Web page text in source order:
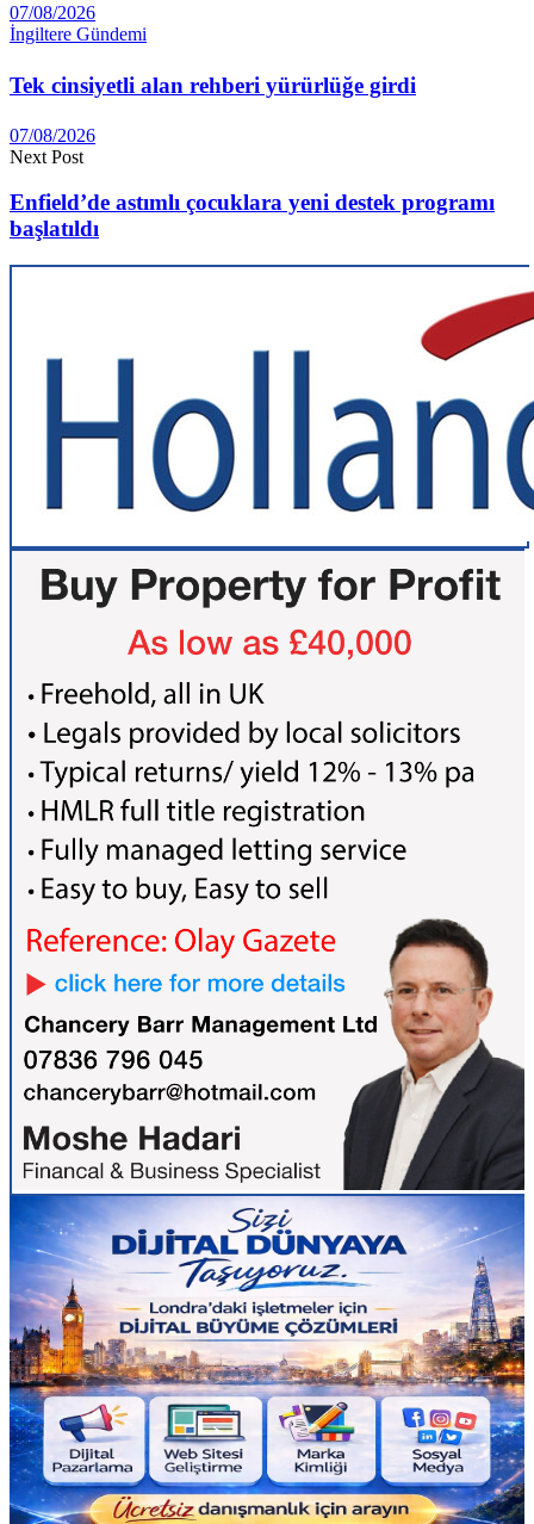
07/08/2026
İngiltere Gündemi
Tek cinsiyetli alan rehberi yürürlüğe girdi
07/08/2026
Next Post
Enfield’de astımlı çocuklara yeni destek programı
başlatıldı